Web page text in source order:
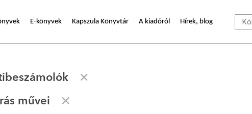
E-könyvek Kapszula Könyvtár A kiadóról Hírek, blog
művei